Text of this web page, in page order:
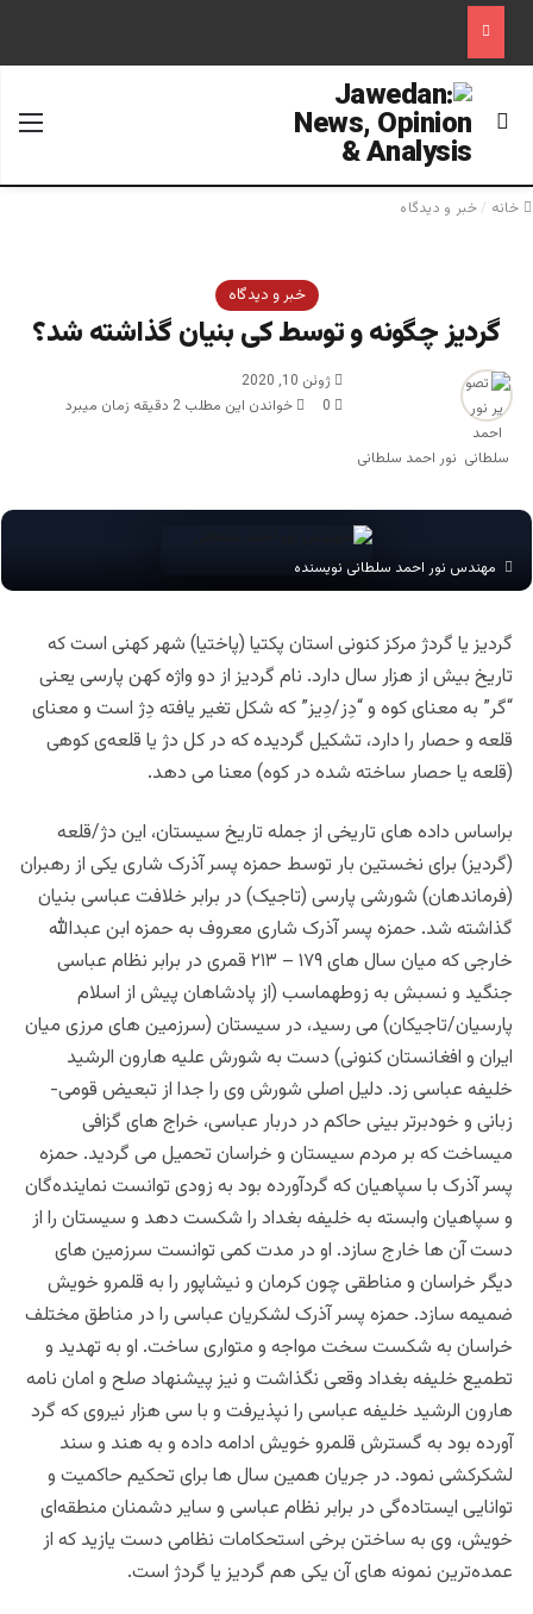
جستجو برای
خانه /خبر و دیدگاه
خبر و دیدگاه
گردیز چگونه و توسط کی بنیان گذاشته شد؟
نور احمد سلطانی
ژوئن 10, 2020
0
خواندن این مطلب 2 دقیقه زمان میبرد
مهندس نور احمد سلطانی نویسنده
گردیز یا گردژ مرکز کنونی استان پکتیا (پاختیا) شهر کهنی است که
تاریخ بیش از هزار سال دارد. نام گردیز از دو واژه کهن پارسی یعنی
“گر” به معنای کوه و “دِز/دِیز” که شکل تغیر یافته دِژ است و معنای
قلعه و حصار را دارد، تشکیل گردیده که در کل دژ یا قلعه‌ی کوهی
(قلعه یا حصار ساخته شده در کوه) معنا می دهد.
براساس داده های تاریخی از جمله تاریخ سیستان، این دژ/قلعه
(گردیز) برای نخستین بار توسط حمزه پسر آذرک شاری یکی از رهبران
(فرماندهان) شورشی پارسی (تاجیک) در برابر خلافت عباسی بنیان
گذاشته شد. حمزه پسر آذرک شاری معروف به حمزه ابن عبدالله
خارجی که میان سال های ۱۷۹ – ۲۱۳ قمری در برابر نظام عباسی
جنگید و نسبش به زوطهماسب (از پادشاهان پیش از اسلام
پارسیان/تاجیکان) می رسید، در سیستان (سرزمین های مرزی میان
ایران و افغانستان کنونی) دست به شورش علیه هارون الرشید
خلیفه عباسی زد. دلیل اصلی شورش وی را جدا از تبعیض قومی-
زبانی و خودبرتر بینی حاکم در دربار عباسی، خراج های گزافی
میساخت که بر مردم سیستان و خراسان تحمیل می گردید. حمزه
پسر آذرک با سپاهیان که گردآورده بود به زودی توانست نماینده‌گان
و سپاهیان وابسته به خلیفه بغداد را شکست دهد و سیستان را از
دست آن ها خارج سازد. او در مدت کمی توانست سرزمین های
دیگر خراسان و مناطقی چون کرمان و نیشاپور را به قلمرو خویش
ضمیمه سازد. حمزه پسر آذرک لشکریان عباسی را در مناطق مختلف
خراسان به شکست سخت مواجه و متواری ساخت. او به تهدید و
تطمیع خلیفه بغداد وقعی نگذاشت و نیز پیشنهاد صلح و امان نامه
هارون الرشید خلیفه عباسی را نپذیرفت و با سی هزار نیروی که گرد
آورده بود به گسترش قلمرو خویش ادامه داده و به هند و سند
لشکرکشی نمود. در جریان همین سال ها برای تحکیم حاکمیت و
توانایی ایستاده‌گی در برابر نظام عباسی و سایر دشمنان منطقه‌ای
خویش، وی به ساختن برخی استحکامات نظامی دست یازید که از
عمده‌ترین نمونه های آن یکی هم گردیز یا گردژ است.